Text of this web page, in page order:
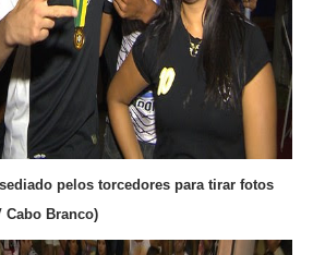
pelos torcedores para tirar fotos
Cabo Branco)